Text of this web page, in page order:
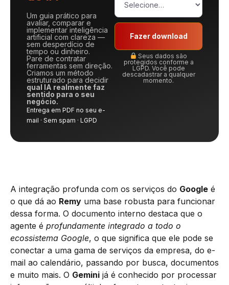
Um guia prático para
avaliar, comparar e
implementar inteligência
artificial com clareza —
sem desperdício de
tempo ou dinheiro.
Pare de contratar
ferramentas sem direção.
Criamos um método
estruturado para decidir
qual IA realmente faz
sentido para o seu
negócio.
Entrega em PDF no seu e-
mail · Sem spam · LGPD
Fazer download
Seus dados são
protegidos conforme a
LGPD. Você pode
descadastrar a qualquer
momento.
A integração profunda com os serviços do Google é
o que dá ao Remy uma base robusta para funcionar
dessa forma. O documento interno destaca que o
agente é profundamente integrado a todo o
ecossistema Google, o que significa que ele pode se
conectar a uma gama de serviços da empresa, do e-
mail ao calendário, passando por busca, documentos
e muito mais. O Gemini já é conhecido por processar